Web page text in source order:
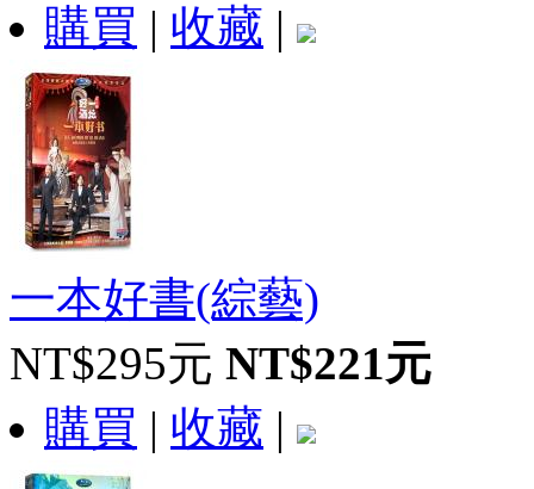
購買 | 收藏 |
一本好書(綜藝)
NT$295元 NT$221元
購買 | 收藏 |